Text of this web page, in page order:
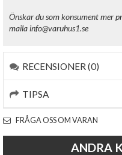
Önskar du som konsument mer
mailainfo@varuhus1.se
RECENSIONER (0)
TIPSA
FRÅGA OSS OM VARAN
ANDRA